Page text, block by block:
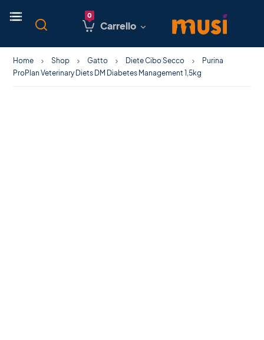
Carrello
Home Shop Gatto Diete Cibo Secco
Purina
ProPlan Veterinary Diets DM Diabetes Management 1,5kg